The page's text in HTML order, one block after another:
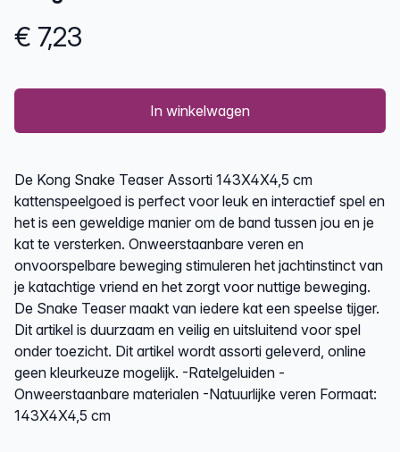
Product information
€ 7,23
In winkelwagen
Description
De Kong Snake Teaser Assorti 143X4X4,5 cm
kattenspeelgoed is perfect voor leuk en interactief spel en
het is een geweldige manier om de band tussen jou en je
kat te versterken. Onweerstaanbare veren en
onvoorspelbare beweging stimuleren het jachtinstinct van
je katachtige vriend en het zorgt voor nuttige beweging.
De Snake Teaser maakt van iedere kat een speelse tijger.
Dit artikel is duurzaam en veilig en uitsluitend voor spel
onder toezicht. Dit artikel wordt assorti geleverd, online
geen kleurkeuze mogelijk. -Ratelgeluiden -
Onweerstaanbare materialen -Natuurlijke veren Formaat:
143X4X4,5 cm